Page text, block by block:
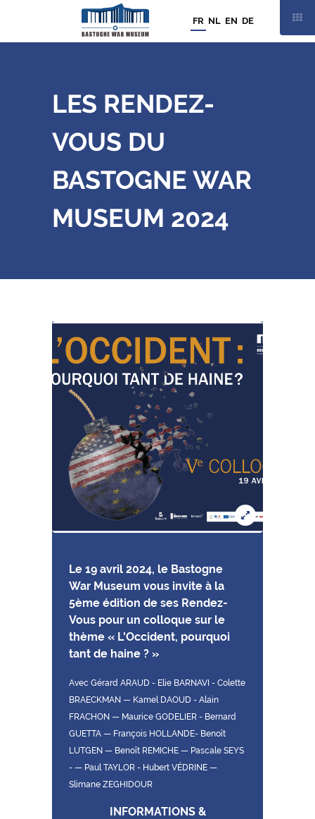
FR NL EN DE
LES RENDEZ-
VOUS DU
BASTOGNE WAR
MUSEUM 2024
Le 19 avril 2024, le Bastogne
War Museum vous invite à la
5ème édition de ses Rendez-
Vous pour un colloque sur le
thème « L'Occident, pourquoi
tant de haine ? »
Avec Gérard ARAUD - Elie BARNAVI - Colette
BRAECKMAN — Kamel DAOUD - Alain
FRACHON — Maurice GODELIER - Bernard
GUETTA — François HOLLANDE- Benoît
LUTGEN — Benoît REMICHE — Pascale SEYS
- — Paul TAYLOR - Hubert VÉDRINE —
Slimane ZEGHIDOUR
INFORMATIONS &